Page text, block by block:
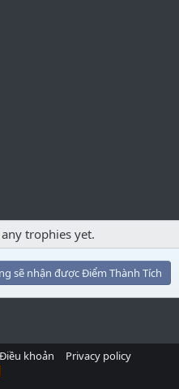
trophies yet.
sẽ nhận được Điểm Thành Tích
khoản
Privacy policy